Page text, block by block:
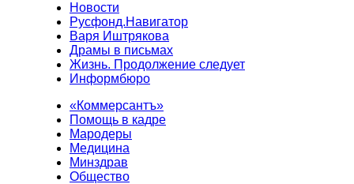
Новости
Русфонд.Навигатор
Варя Иштрякова
Драмы в письмах
Жизнь. Продолжение следует
Информбюро
«Коммерсантъ»
Помощь в кадре
Мародеры
Медицина
Минздрав
Общество